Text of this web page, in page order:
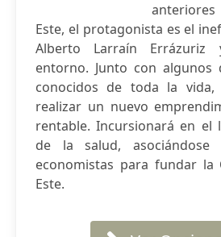
anteriores
Este, el protagonista es el
Alberto Larraín
entorno. Junto con algunos
conocidos de toda la vida,
realizar un nuevo
rentable. Incursionará en el
de la salud,
economistas para fundar la
Este.